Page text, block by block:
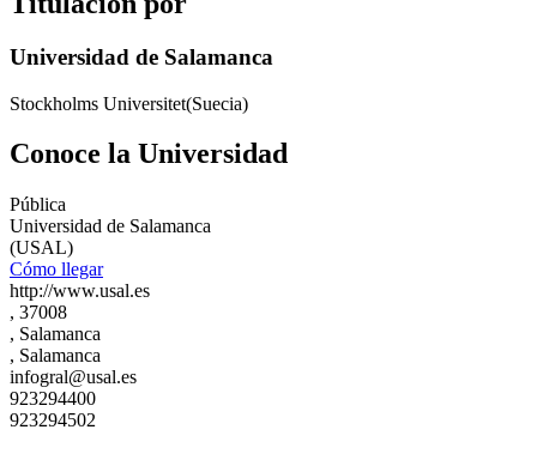
Universidad de Salamanca
Stockholms Universitet(Suecia)
Conoce la Universidad
Pública
Universidad de Salamanca
(USAL)
Cómo llegar
http://www.usal.es
, 37008
, Salamanca
, Salamanca
infogral@usal.es
923294400
923294502